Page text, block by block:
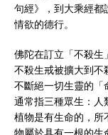
句經》，到大乘經都
情欲的德行。
佛陀在訂立「不殺生
不殺生戒被擴大到不
不斷絕一切生靈的「
通常指三種眾生：人
植物是有生命的，所